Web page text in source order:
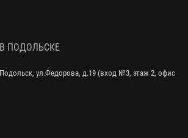
ПОДОЛЬСКЕ
ул.Федорова, д.19 (вход №3, этаж 2, офис